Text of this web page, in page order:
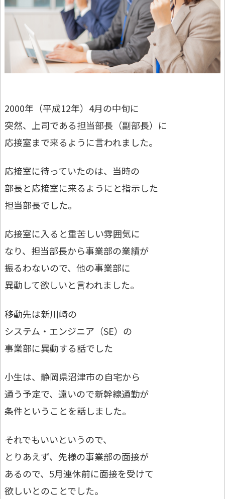
2000年（平成12年）4月の中旬に
突然、上司である担当部長（副部長）に
応接室まで来るように言われました。
応接室に待っていたのは、当時の
部長と応接室に来るようにと指示した
担当部長でした。
応接室に入ると重苦しい雰囲気に
なり、担当部長から事業部の業績が
振るわないので、他の事業部に
異動して欲しいと言われました。
移動先は新川崎の
システム・エンジニア（SE）の
事業部に異動する話でした
小生は、静岡県沼津市の自宅から
通う予定で、遠いので新幹線通勤が
条件ということを話しました。
それでもいいというので、
とりあえず、先様の事業部の面接が
あるので、5月連休前に面接を受けて
欲しいとのことでした。